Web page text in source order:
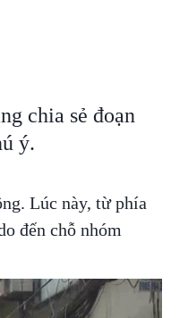
chia sẻ đoạn
ý.
Lúc này, từ phía
đến chỗ nhóm